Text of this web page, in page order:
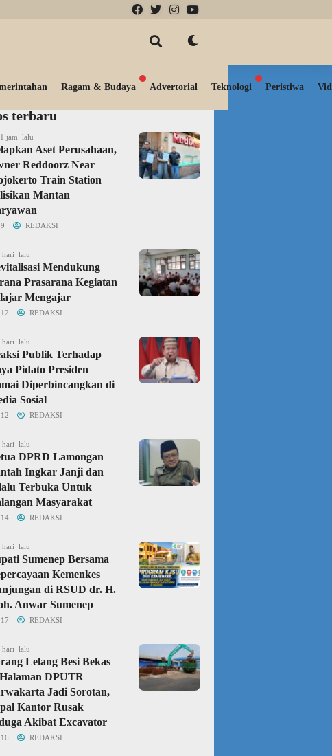
Ragam & Budaya Advertorial Teknologi Peristiwa
terbaru
jam lalu
Aset Perusahaan,
Reddoorz Near
Train Station
Mantan
9 REDAKSI
hari lalu
Mendukung
Prasarana Kegiatan
Mengajar
12 REDAKSI
hari lalu
Publik Terhadap
Pidato Presiden
Diperbincangkan di
Sosial
12 REDAKSI
hari lalu
DPRD Lamongan
Ingkar Janji dan
Terbuka Untuk
Masyarakat
14 REDAKSI
hari lalu
Sumenep Bersama
Kemenkes
di RSUD dr. H.
Anwar Sumenep
17 REDAKSI
hari lalu
Lelang Besi Bekas
DPUTR
Jadi Sorotan,
Kantor Rusak
Akibat Excavator
16 REDAKSI